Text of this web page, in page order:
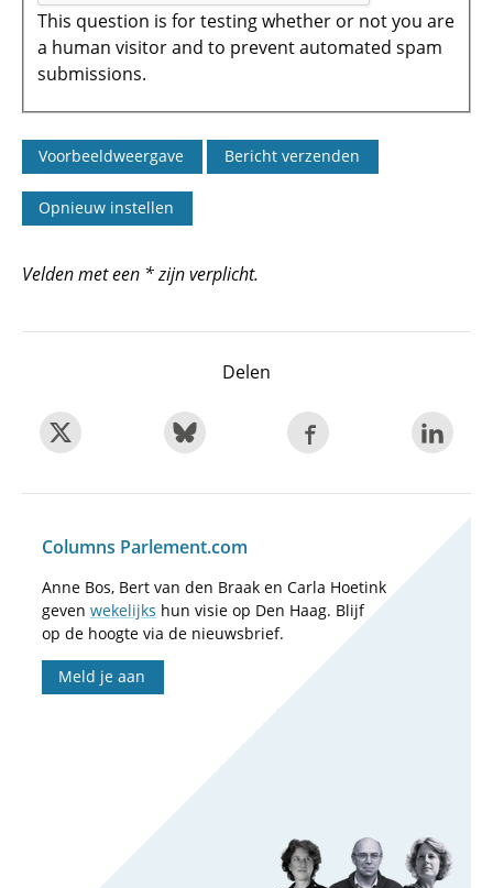
This question is for testing whether or not you are
a human visitor and to prevent automated spam
submissions.
Velden met een * zijn verplicht.
Delen
Columns Parlement.com
Anne Bos, Bert van den Braak en Carla Hoetink
geven wekelijks hun visie op Den Haag. Blijf
op de hoogte via de nieuwsbrief.
Meld je aan